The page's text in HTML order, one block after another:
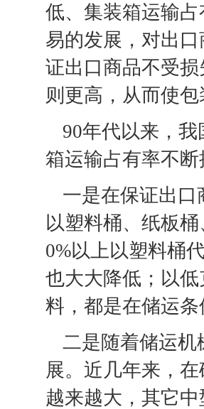
低、集装箱运输
易的发展，对出
证出口商品不受
则更高，从而使
90年代以来，
箱运输占有率不
一是在保证出
以塑料桶、纸板
0%以上以塑料桶
也大大降低；以
料，都是在储运
二是随着储运机
展。近几年来，
越来越大，其它